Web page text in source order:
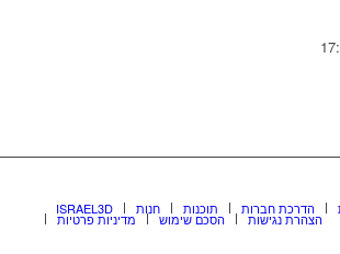
ISRAEL3D חנות תוכנות הדרכת חברות
מדיניות פרטיות הסכם שימוש הצהרת נגישות